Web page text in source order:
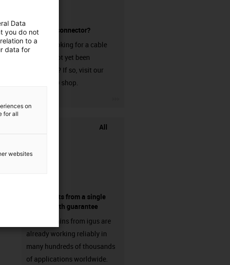
without a connector?
Are you looking for a cable
that has not yet been
harnessed? If so, visit our
chainflex® shop.
All
components from a single
source - with guarantee
Energy chains from igus are
already working reliably in
many hundreds of thousands
of applications worldwide.
Data
you do not
to a
data for
on
for all
websites